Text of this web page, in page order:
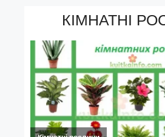
КІМНАТНІ